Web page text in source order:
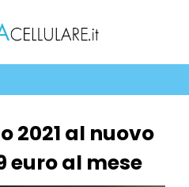
2021 al nuovo
euro al mese